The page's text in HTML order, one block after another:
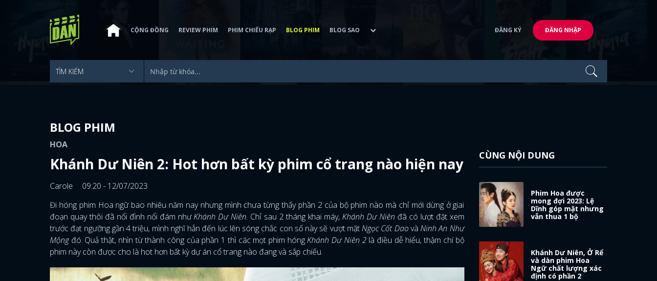
CỘNG ĐỒNG REVIEW PHIM PHIM CHIẾU RẠP BLOG PHIM BLOG SAO ĐĂNG KÝ ĐĂNG NHẬP
BLOG PHIM
HOA
Khánh Dư Niên 2: Hot hơn bất kỳ phim cổ trang nào hiện nay
Carole
09:20 - 12/07/2023
Đi hóng phim Hoa ngữ bao nhiêu năm nay nhưng mình chưa từng thấy phần 2 của bộ phim nào mà chỉ mới dừng ở giai
đoạn quay thôi đã nổi đình nổi đám nhưKhánh Dư Niên. Chỉ sau 2 tháng khai máy, Khánh Dư Niên đã có lượt đặt xem
trước đạt ngưỡng gần 4 triệu, mình nghĩ hẳn đến lúc lên sóng chắc con số này sẽ vượt mặtNgọc Cốt Daovà Ninh An Như
Mộngđó. Quả thật, nhìn từ thành công của phần 1 thì các mọt phim hóngKhánh Dư Niên 2là điều dễ hiểu, thậm chí bộ
phim này còn được cho là hot hơn bất kỳ dự án cổ trang nào đang và sắp chiếu.
CÙNG NỘI DUNG
Phim Hoa được
mong đợi 2023: Lệ
Dĩnh góp mặt nhưng
vẫn thua 1 bộ
Khánh Dư Niên, Ở Rể
và dàn phim Hoa
Ngữ chất lượng xác
định có phần 2